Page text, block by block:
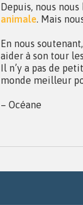
Depuis, nous
animale. Mais
En nous
aider à son tour
Il n’y a pas de
monde meilleur
– Océane